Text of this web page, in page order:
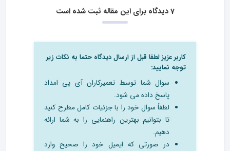
7 دیدگاه برای این مقاله ثبت شده است
کاربر عزیز لطفا قبل از ارسال دیدگاه حتما به نکات زیر
توجه نمایید:
سوال شما توسط تعمیرکاران آی پی امداد
پاسخ داده می شود.
لطفاً سوال خود را با جزئیات کامل مطرح کنید
تا بتوانیم بهترین راهنمایی را به شما ارائه
دهیم.
در صورتی که ایمیل خود را صحیح وارد